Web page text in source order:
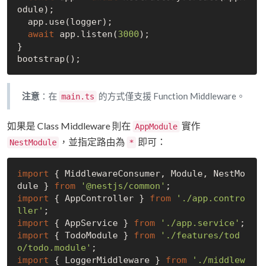
odule);
await app.listen(3000);
}
注意 ：在 main.ts 的方式僅支援 Function Middleware。
如果是 Class Middleware 則在 AppModule 實作
NestModule ，並指定路由為 * 即可：
import { MiddlewareConsumer, Module, NestMo
dule } from '@nestjs/common'
import { AppController } from
'./app.contro
ller'
import { AppService } from './app.service'
import { TodoModule } from
'./features/tod
o/todo.module'
import { LoggerMiddleware } from
'./middlew